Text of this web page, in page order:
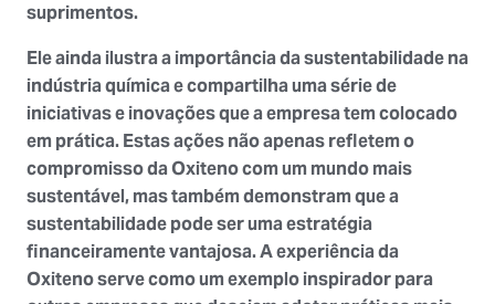
suprimentos.
Ele ainda ilustra a importância da sustentabilidade na
indústria química e compartilha uma série de
iniciativas e inovações que a empresa tem colocado
em prática. Estas ações não apenas refletem o
compromisso da Oxiteno com um mundo mais
sustentável, mas também demonstram que a
sustentabilidade pode ser uma estratégia
financeiramente vantajosa. A experiência da
Oxiteno serve como um exemplo inspirador para